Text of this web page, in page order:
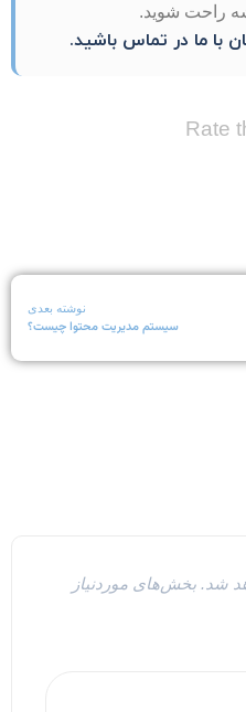
راحت شوید.
با ما در تماس باشید.
نوشته بعدی
سیستم مدیریت محتوا چیست؟
شد. بخش‌های موردنیاز